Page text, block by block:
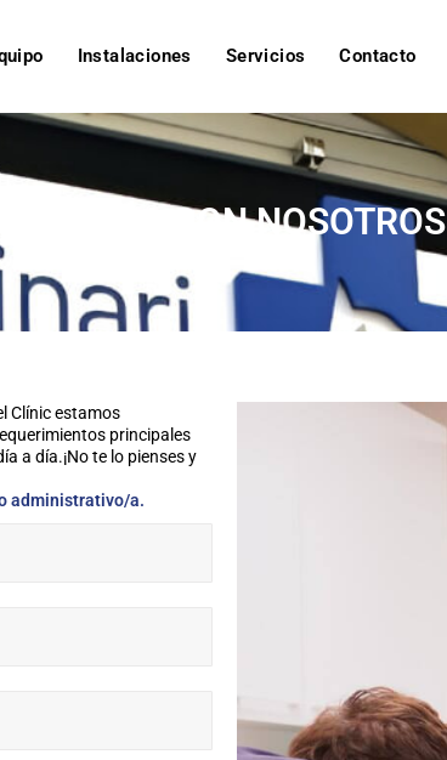
Instalaciones Servicios Contacto
TRABAJA CON NOSOTROS
Clínic estamos
principales
a día.¡No te lo pienses y
administrativo/a.